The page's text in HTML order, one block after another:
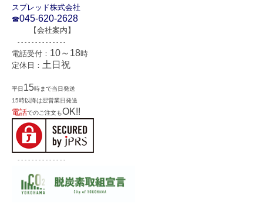
スプレッド株式会社
☎045-620-2628
【会社案内 】
- - - - - - - - - - - - - -
電話受付： 10～18時
定休日： 土日祝
平日 15時まで当日発送
15時以降は翌営業日発送
電話でのご注文もOK!!
- - - - - - - - - - - - - -